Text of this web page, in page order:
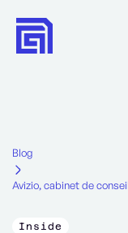
Blog
Avizio, cabinet de
Inside